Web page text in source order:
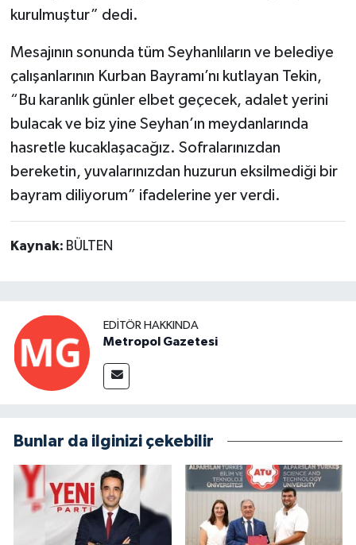
kurulmuştur” dedi.
Mesajının sonunda tüm Seyhanlıların ve belediye
çalışanlarının Kurban Bayramı’nı kutlayan Tekin,
“Bu karanlık günler elbet geçecek, adalet yerini
bulacak ve biz yine Seyhan’ın meydanlarında
hasretle kucaklaşacağız. Sofralarınızdan
bereketin, yuvalarınızdan huzurun eksilmediği bir
bayram diliyorum” ifadelerine yer verdi.
Kaynak: BÜLTEN
EDITÖR HAKKINDA
Metropol Gazetesi
Bunlar da ilginizi çekebilir